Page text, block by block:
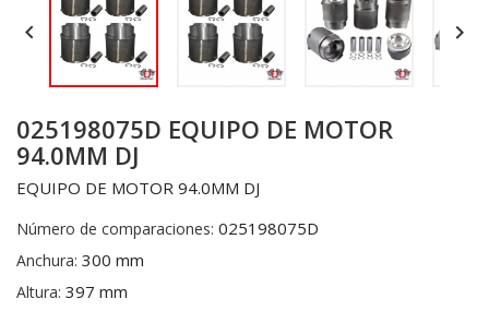
 
025198075D EQUIPO DE MOTOR
94.0MM DJ
EQUIPO DE MOTOR 94.0MM DJ
Número de comparaciones: 025198075D
Anchura: 300 mm
Altura: 397 mm